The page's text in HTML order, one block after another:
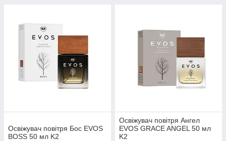
Освіжувач повітря Бос EVOS
BOSS 50 мл K2
Освіжувач повітря Ангел
EVOS GRACE ANGEL 50 мл
K2